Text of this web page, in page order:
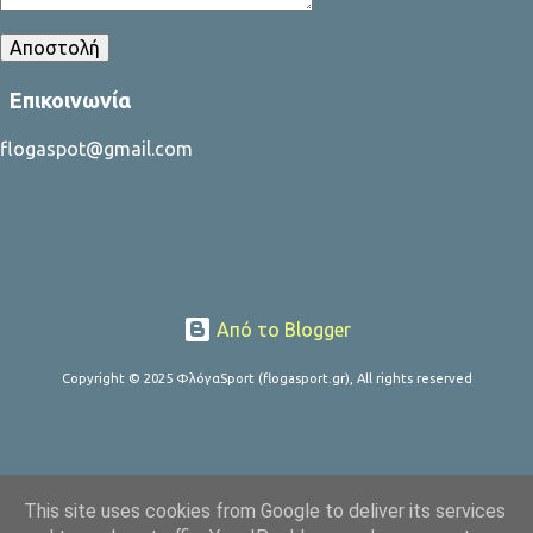
Επικοινωνία
flogaspot@gmail.com
Από το Blogger
Copyright © 2025 ΦλόγαSport (flogasport.gr), All rights reserved
This site uses cookies from Google to deliver its services